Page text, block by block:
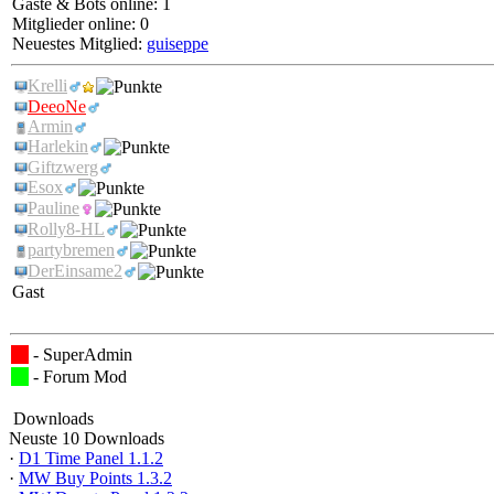
Gäste & Bots online: 1
Mitglieder online: 0
Neuestes Mitglied: guiseppe
Krelli
DeeoNe
Armin
Harlekin
Giftzwerg
Esox
Pauline
Rolly8-HL
partybremen
DerEinsame2
Gast
- SuperAdmin
- Forum Mod
Downloads
Neuste 10 Downloads
· D1 Time Panel 1.1.2
· MW Buy Points 1.3.2